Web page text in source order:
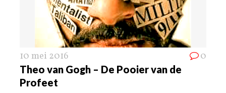
10 mei 2016 0
Theo van Gogh – De Pooier van de
Profeet